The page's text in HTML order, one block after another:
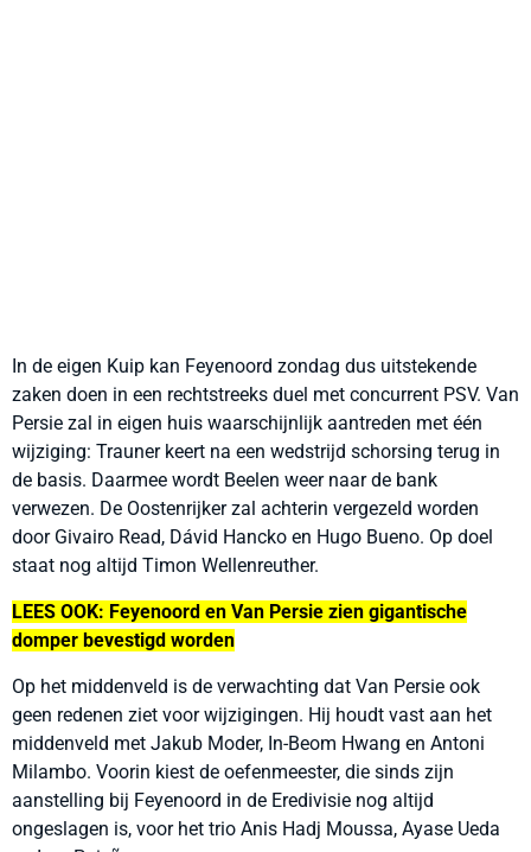
In de eigen Kuip kan Feyenoord zondag dus uitstekende
zaken doen in een rechtstreeks duel met concurrent PSV. Van
Persie zal in eigen huis waarschijnlijk aantreden met één
wijziging: Trauner keert na een wedstrijd schorsing terug in
de basis. Daarmee wordt Beelen weer naar de bank
verwezen. De Oostenrijker zal achterin vergezeld worden
door Givairo Read, Dávid Hancko en Hugo Bueno. Op doel
staat nog altijd Timon Wellenreuther.
LEES OOK: Feyenoord en Van Persie zien gigantische
domper bevestigd worden
Op het middenveld is de verwachting dat Van Persie ook
geen redenen ziet voor wijzigingen. Hij houdt vast aan het
middenveld met Jakub Moder, In-Beom Hwang en Antoni
Milambo. Voorin kiest de oefenmeester, die sinds zijn
aanstelling bij Feyenoord in de Eredivisie nog altijd
ongeslagen is, voor het trio Anis Hadj Moussa, Ayase Ueda